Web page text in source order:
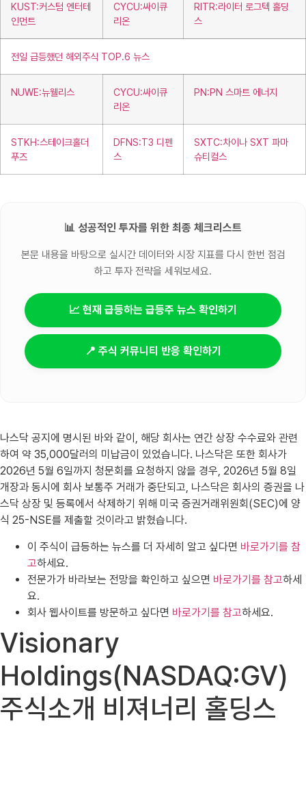
KUST:커스텀 엔터테
인먼트
CYCU:싸이큐
리온
RITR:라이터 로그텍 홀딩
스
전일 급등했던 해외주식 TOP.6 뉴스
NUWE:뉴웰리스
CYCU:싸이큐
리온
PN:PN 스마트 에너지
STKH:스테이크홀더
푸즈
DFNS:T3 디펜
스
SXTC:차이나 SXT 파마
슈티컬스
📊 성공적인 투자를 위한 최종 체크리스트
본문 내용을 바탕으로 실시간 데이터와 시장 지표를 다시 한번 점검
하고 투자 전략을 세워보세요.
📈 현재 급등하는 급등주 뉴스 확인하기
📍 주식 커뮤니티 반응 확인하기
나스닥 공지에 명시된 바와 같이, 해당 회사는 연간 상장 수수료와 관련
하여 약 35,000달러의 미납금이 있었습니다. 나스닥은 또한 회사가
2026년 5월 6일까지 청문회를 요청하지 않을 경우, 2026년 5월 8일
개장과 동시에 회사 보통주 거래가 중단되고, 나스닥은 회사의 증권을 나
스닥 상장 및 등록에서 삭제하기 위해 미국 증권거래위원회(SEC)에 양
식 25-NSE를 제출할 것이라고 밝혔습니다.
이 주식이 급등하는 뉴스를 더 자세히 알고 싶다면 바로가기를 참
고하세요.
전문가가 바라보는 전망을 확인하고 싶으면 바로가기를 참고하세
요.
회사 웹사이트를 방문하고 싶다면 바로가기를 참고하세요.
Visionary
Holdings(NASDAQ:GV)
주식소개 비져너리 홀딩스